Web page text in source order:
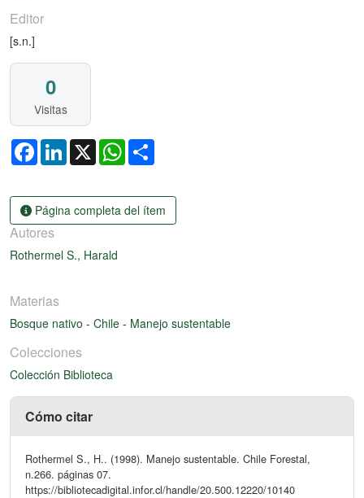
Editor
[s.n.]
0
Visitas
FacebookLinkedIn
X WhatsApp
Página completa del ítem
Autores
Rothermel S., Harald
Materias
Bosque nativo - Chile - Manejo sustentable
Colecciones
Colección Biblioteca
Cómo citar
Rothermel S., H.. (1998). Manejo sustentable. Chile Forestal,
n.266. páginas 07.
https://bibliotecadigital.infor.cl/handle/20.500.12220/10140